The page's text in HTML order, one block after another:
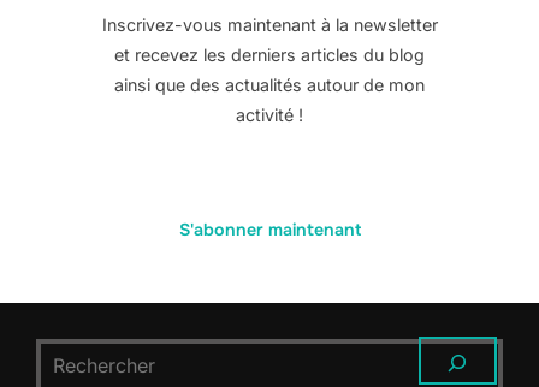
Inscrivez-vous maintenant à la newsletter
et recevez les derniers articles du blog
ainsi que des actualités autour de mon
activité !
S'abonner maintenant
RECHERCHER